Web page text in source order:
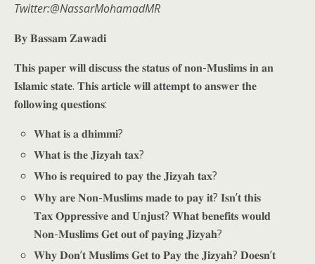
Twitter:@NassarMohamadMR
𝐁𝐲 𝐁𝐚𝐬𝐬𝐚𝐦 𝐙𝐚𝐰𝐚𝐝𝐢
𝐓𝐡𝐢𝐬 𝐩𝐚𝐩𝐞𝐫 𝐰𝐢𝐥𝐥 𝐝𝐢𝐬𝐜𝐮𝐬𝐬 𝐭𝐡𝐞 𝐬𝐭𝐚𝐭𝐮𝐬 𝐨𝐟 𝐧𝐨𝐧-𝐌𝐮𝐬𝐥𝐢𝐦𝐬 𝐢𝐧 𝐚𝐧
𝐈𝐬𝐥𝐚𝐦𝐢𝐜 𝐬𝐭𝐚𝐭𝐞. 𝐓𝐡𝐢𝐬 𝐚𝐫𝐭𝐢𝐜𝐥𝐞 𝐰𝐢𝐥𝐥 𝐚𝐭𝐭𝐞𝐦𝐩𝐭 𝐭𝐨 𝐚𝐧𝐬𝐰𝐞𝐫 𝐭𝐡𝐞
𝐟𝐨𝐥𝐥𝐨𝐰𝐢𝐧𝐠 𝐪𝐮𝐞𝐬𝐭𝐢𝐨𝐧𝐬:
𝐖𝐡𝐚𝐭 𝐢𝐬 𝐚 𝐝𝐡𝐢𝐦𝐦𝐢?
𝐖𝐡𝐚𝐭 𝐢𝐬 𝐭𝐡𝐞 𝐉𝐢𝐳𝐲𝐚𝐡 𝐭𝐚𝐱?
𝐖𝐡𝐨 𝐢𝐬 𝐫𝐞𝐪𝐮𝐢𝐫𝐞𝐝 𝐭𝐨 𝐩𝐚𝐲 𝐭𝐡𝐞 𝐉𝐢𝐳𝐲𝐚𝐡 𝐭𝐚𝐱?
𝐖𝐡𝐲 𝐚𝐫𝐞 𝐍𝐨𝐧-𝐌𝐮𝐬𝐥𝐢𝐦𝐬 𝐦𝐚𝐝𝐞 𝐭𝐨 𝐩𝐚𝐲 𝐢𝐭? 𝐈𝐬𝐧’𝐭 𝐭𝐡𝐢𝐬
𝐓𝐚𝐱 𝐎𝐩𝐩𝐫𝐞𝐬𝐬𝐢𝐯𝐞 𝐚𝐧𝐝 𝐔𝐧𝐣𝐮𝐬𝐭? 𝐖𝐡𝐚𝐭 𝐛𝐞𝐧𝐞𝐟𝐢𝐭𝐬 𝐰𝐨𝐮𝐥𝐝
𝐍𝐨𝐧-𝐌𝐮𝐬𝐥𝐢𝐦𝐬 𝐆𝐞𝐭 𝐨𝐮𝐭 𝐨𝐟 𝐩𝐚𝐲𝐢𝐧𝐠 𝐉𝐢𝐳𝐲𝐚𝐡?
𝐖𝐡𝐲 𝐃𝐨𝐧’𝐭 𝐌𝐮𝐬𝐥𝐢𝐦𝐬 𝐆𝐞𝐭 𝐭𝐨 𝐏𝐚𝐲 𝐭𝐡𝐞 𝐉𝐢𝐳𝐲𝐚𝐡? 𝐃𝐨𝐞𝐬𝐧’𝐭